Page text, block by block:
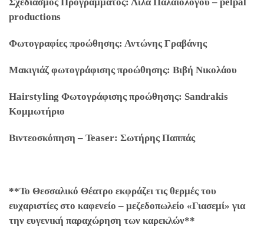
productions
Φωτογραφίες προώθησης: Αντώνης Γραβάνης
Μακιγιάζ φωτογράφισης προώθησης: Βιβή Νικολάου
Hairstyling Φωτογράφισης προώθησης: Sandrakis
Κομμωτήριο
Βιντεοσκόπηση – Teaser: Σωτήρης Παππάς
**Το Θεσσαλικό Θέατρο εκφράζει τις θερμές του
ευχαριστίες στο καφενείο – μεζεδοπωλείο «Γιασεμί» για
την ευγενική παραχώρηση των καρεκλών**